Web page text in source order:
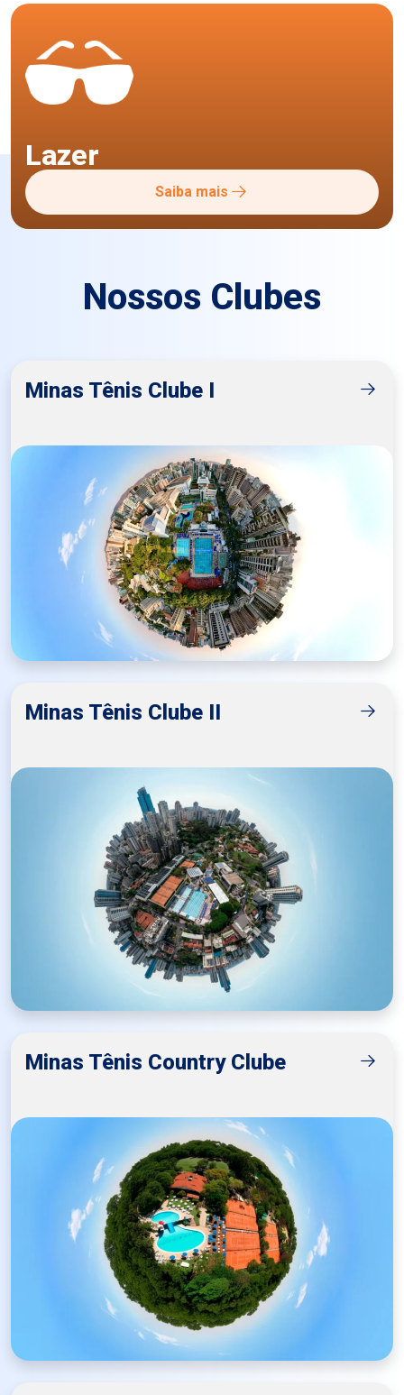
Lazer
Saiba mais
Nossos Clubes
Minas Tênis Clube I
Minas Tênis Clube II
Minas Tênis Country Clube